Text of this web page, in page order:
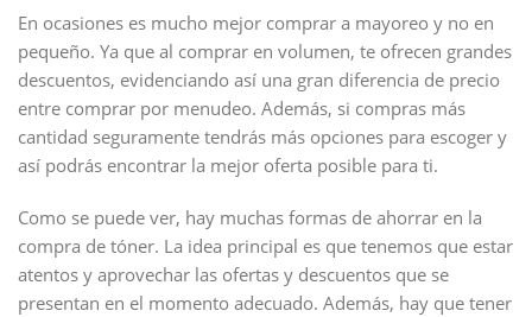
En ocasiones es mucho mejor comprar a mayoreo y no en
pequeño. Ya que al comprar en volumen, te ofrecen grandes
descuentos, evidenciando así una gran diferencia de precio
entre comprar por menudeo. Además, si compras más
cantidad seguramente tendrás más opciones para escoger y
así podrás encontrar la mejor oferta posible para ti.
Como se puede ver, hay muchas formas de ahorrar en la
compra de tóner. La idea principal es que tenemos que estar
atentos y aprovechar las ofertas y descuentos que se
presentan en el momento adecuado. Además, hay que tener